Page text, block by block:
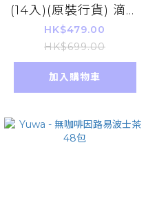
(14入)(原裝行貨) 滴雞
精 消除疲勞 提升活力
產前產後 病後補養 滋
補強生 抗疲勞 養生抗
壓 膠原蛋白 懷孕補身
月養血 中秋禮物
HK$479.00
HK$699.00
加入購物車